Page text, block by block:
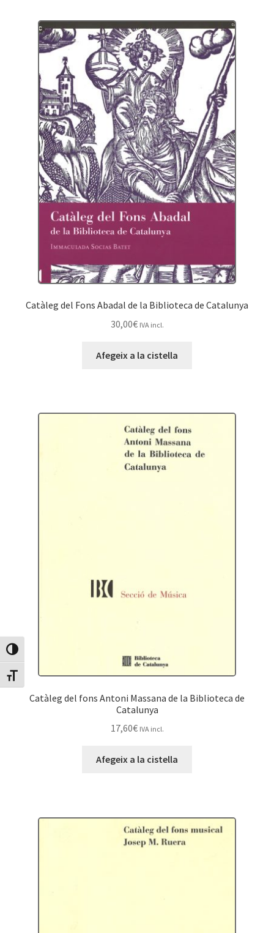
Canvia Alt Contrast
Canvia mida de lletra
Catàleg del Fons Abadal de la Biblioteca de Catalunya
30,00€ IVA incl.
Afegeix a la cistella
Catàleg del fons Antoni Massana de la Biblioteca de
Catalunya
17,60€ IVA incl.
Afegeix a la cistella